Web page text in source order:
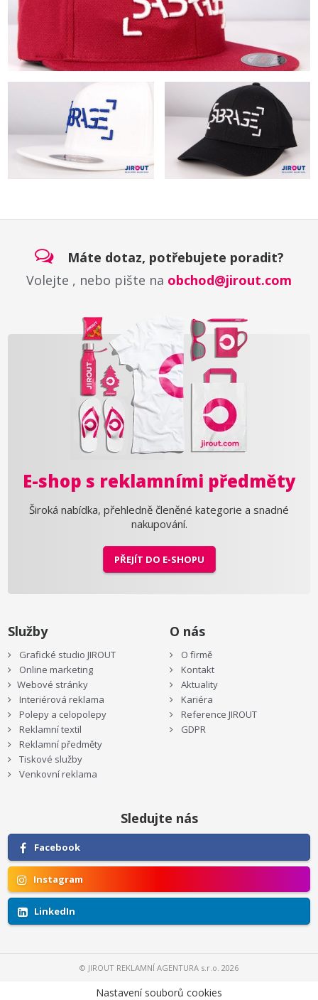
Máte dotaz, potřebujete poradit?
Volejte , nebo pište na obchod@jirout.com
Služby
Grafické studio JIROUT
Online marketing
Webové stránky
Interiérová reklama
Polepy a celopolepy
Reklamní textil
Reklamní předměty
Tiskové služby
Venkovní reklama
O nás
O firmě
Kontakt
Aktuality
Kariéra
Reference JIROUT
GDPR
Sledujte nás
Facebook
Instagram
LinkedIn
E-shop s reklamními předměty
Široká nabídka, přehledně členěné kategorie a snadné
nakupování.
PŘEJÍT DO E-SHOPU
© JIROUT REKLAMNÍ AGENTURA s.r.o. 2026
Nastavení souborů cookies